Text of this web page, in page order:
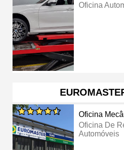
Oficina
Oficina
Oficina De
Automóveis